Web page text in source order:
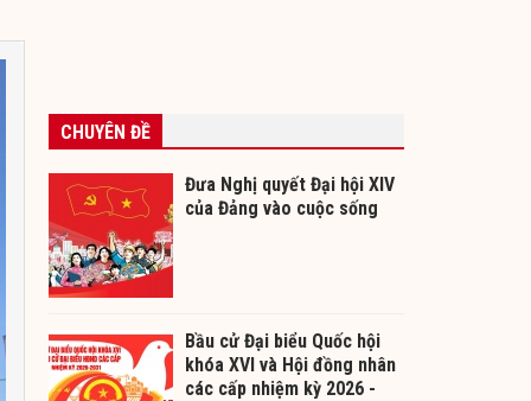
CHUYÊN ĐỀ
Đưa Nghị quyết Đại hội XIV
của Đảng vào cuộc sống
Bầu cử Đại biểu Quốc hội
khóa XVI và Hội đồng nhân
các cấp nhiệm kỳ 2026 -